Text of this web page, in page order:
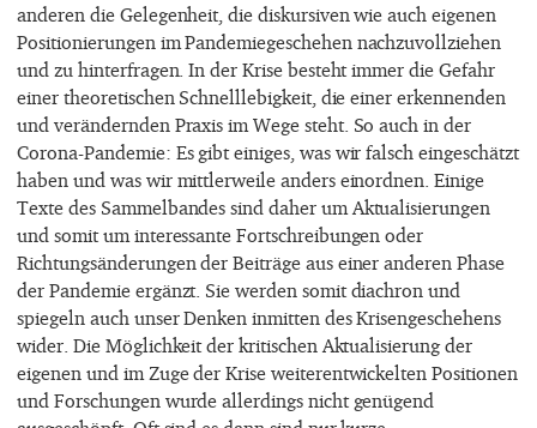
anderen die Gelegenheit, die diskursiven wie auch eigenen
Positionierungen im Pandemiegeschehen nachzuvollziehen
und zu hinterfragen. In der Krise besteht immer die Gefahr
einer theoretischen Schnelllebigkeit, die einer erkennenden
und verändernden Praxis im Wege steht. So auch in der
Corona-Pandemie: Es gibt einiges, was wir falsch eingeschätzt
haben und was wir mittlerweile anders einordnen. Einige
Texte des Sammelbandes sind daher um Aktualisierungen
und somit um interessante Fortschreibungen oder
Richtungsänderungen der Beiträge aus einer anderen Phase
der Pandemie ergänzt. Sie werden somit diachron und
spiegeln auch unser Denken inmitten des Krisengeschehens
wider. Die Möglichkeit der kritischen Aktualisierung der
eigenen und im Zuge der Krise weiterentwickelten Positionen
und Forschungen wurde allerdings nicht genügend